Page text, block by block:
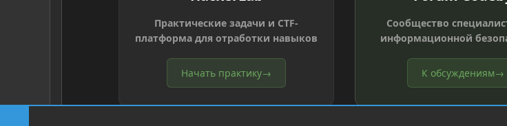
Практические задачи и CTF-
платформа для отработки навыков
Начать практику→
Сообщество
информационной
К обсуждениям→